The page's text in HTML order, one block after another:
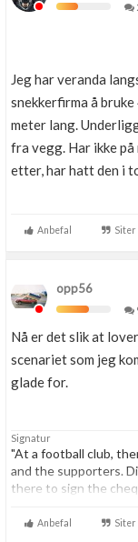
Jeg har veranda
snekkerfirma å
meter lang.
fra vegg. Har ikke
etter, har hatt den i
Anbefal Siter
opp56
Nå er det slik at
scenariet som jeg
glade for.
Signatur
"At a football club,
and the supporters.
there to sign the
"Maybe in life it's
Anbefal Siter